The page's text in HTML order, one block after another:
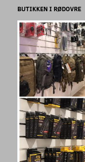
BUTIKKEN I RØDOVRE